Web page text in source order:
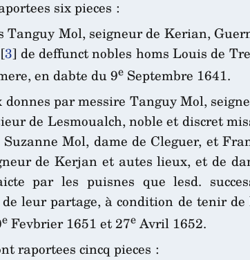
six pieces :
Mol, seigneur de Kerian,
[3] de deffunct nobles homs Louis de
en dabte du 9e Septembre 1641.
par messire Tanguy Mol,
de Lesmoualch, noble et discret
Mol, dame de Cleguer, et
de Kerjan et autes lieux, et de
par les puisnes que lesd.
leur partage, à condition de tenir
e Fevbrier 1651 et 27eAvril 1652.
raportees cincq pieces :